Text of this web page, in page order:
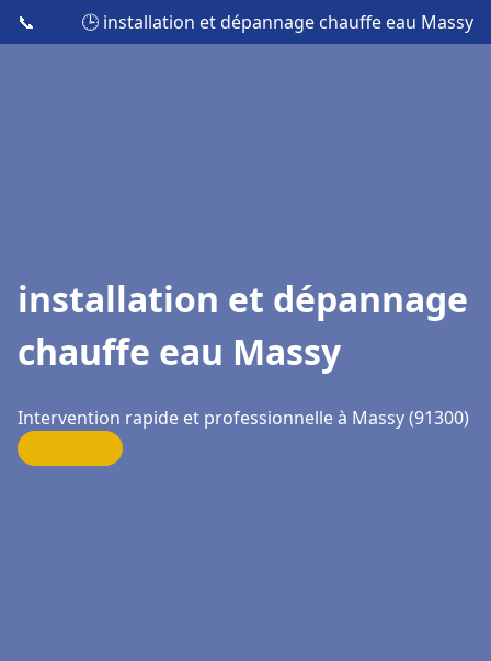
📞 🕒 installation et dépannage chauffe eau Massy
installation et dépannage
chauffe eau Massy
Intervention rapide et professionnelle à Massy (91300)